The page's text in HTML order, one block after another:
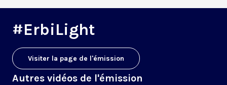
#ErbiLight
Visiter la page de l'émission
Autres vidéos de l'émission